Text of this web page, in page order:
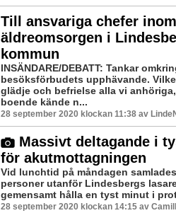
Till ansvariga chefer inom
äldreomsorgen i
kommun
INSÄNDARE/DEBATT: Tankar
besöksförbudets upphävande.
glädje och befrielse alla vi
boende kände n...
28 september 2020 klockan 11:38 av
Massivt deltagande i
för akutmottagningen
Vid lunchtid på måndagen
personer utanför Lindesbergs
gemensamt hålla en tyst minut i
28 september 2020 klockan 14:15 av